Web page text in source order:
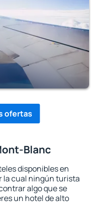
ofertas
Blanc
disponibles en
la cual ningún turista
algo que se
un hotel de alto